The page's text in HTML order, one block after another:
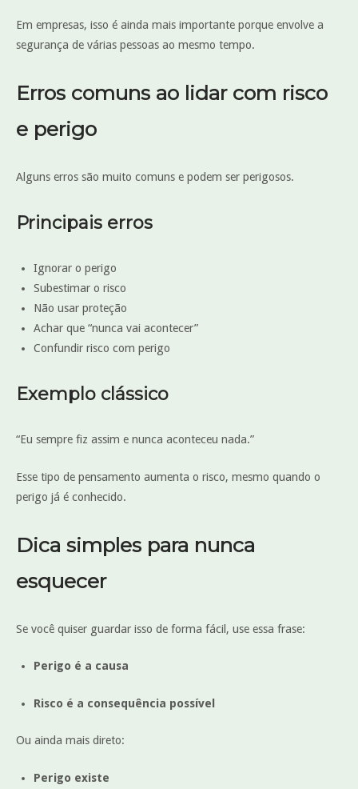
Em empresas, isso é ainda mais importante porque envolve a
segurança de várias pessoas ao mesmo tempo.
Erros comuns ao lidar com risco
e perigo
Alguns erros são muito comuns e podem ser perigosos.
Principais erros
Ignorar o perigo
Subestimar o risco
Não usar proteção
Achar que “nunca vai acontecer”
Confundir risco com perigo
Exemplo clássico
“Eu sempre fiz assim e nunca aconteceu nada.”
Esse tipo de pensamento aumenta o risco, mesmo quando o
perigo já é conhecido.
Dica simples para nunca
esquecer
Se você quiser guardar isso de forma fácil, use essa frase:
Perigo é a causa
Risco é a consequência possível
Ou ainda mais direto:
Perigo existe